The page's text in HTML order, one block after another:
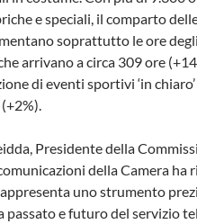
e speciali, il comparto
soprattutto le ore degli
arrivano a circa 309 ore
di eventi sportivi ‘in
Presidente della
della Camera ha
uno strumento
passato e futuro del servizio